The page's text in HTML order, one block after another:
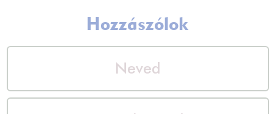
Hozzászólok